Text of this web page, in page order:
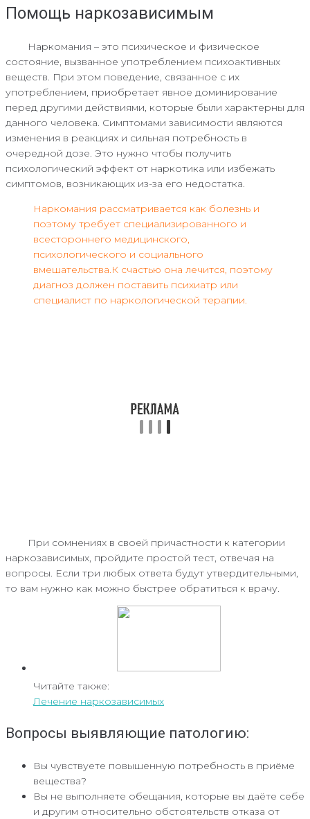
Помощь наркозависимым
Наркомания – это психическое и физическое
состояние, вызванное употреблением психоактивных
веществ. При этом поведение, связанное с их
употреблением, приобретает явное доминирование
перед другими действиями, которые были характерны для
данного человека. Симптомами зависимости являются
изменения в реакциях и сильная потребность в
очередной дозе. Это нужно чтобы получить
психологический эффект от наркотика или избежать
симптомов, возникающих из-за его недостатка.
Наркомания рассматривается как болезнь и
поэтому требует специализированного и
всестороннего медицинского,
психологического и социального
вмешательства.К счастью она лечится, поэтому
диагноз должен поставить психиатр или
специалист по наркологической терапии.
При сомнениях в своей причастности к категории
наркозависимых, пройдите простой тест, отвечая на
вопросы. Если три любых ответа будут утвердительными,
то вам нужно как можно быстрее обратиться к врачу.
Читайте также:
Лечение наркозависимых
Вопросы выявляющие патологию:
Вы чувствуете повышенную потребность в приёме
вещества?
Вы не выполняете обещания, которые вы даёте себе
и другим относительно обстоятельств отказа от